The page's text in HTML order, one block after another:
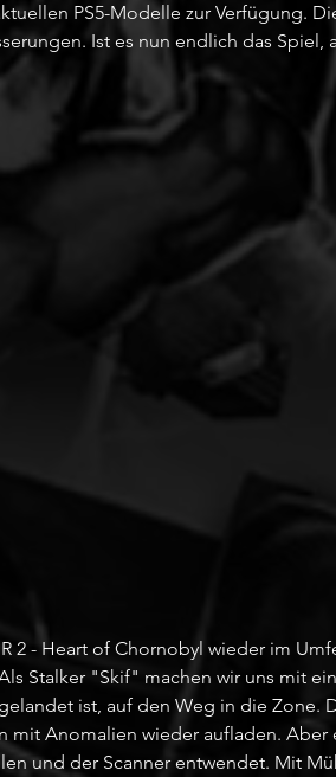
PS5-Modelle zur Verfügung.
Ist es nun endlich das Spiel,
2 - Heart of Chornobyl wieder im
Stalker "Skif" machen wir uns mit
ist, auf den Weg in die Zone.
mit Anomalien wieder aufladen. Aber
und der Scanner entwendet. Mit